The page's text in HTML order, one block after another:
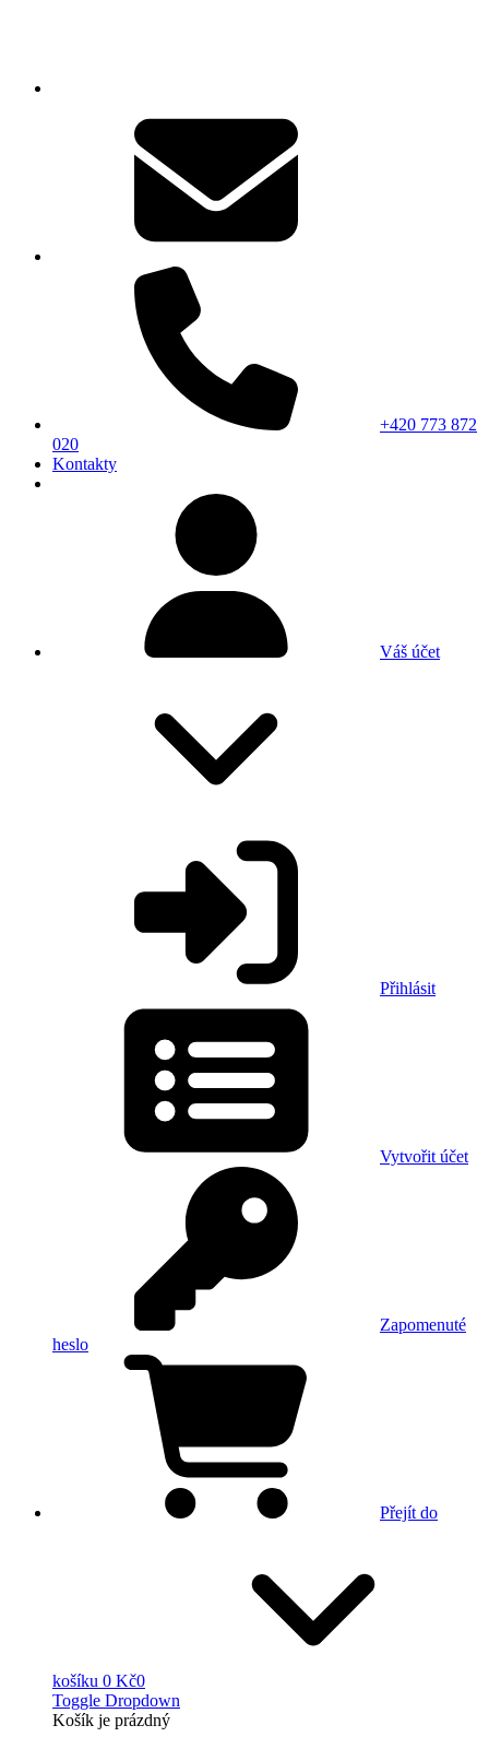
+420 773 872
020
Kontakty
Váš účet
Přihlásit
Vytvořit účet
Zapomenuté
heslo
Přejít do
košíku 0 Kč0
Toggle Dropdown
Košík je prázdný